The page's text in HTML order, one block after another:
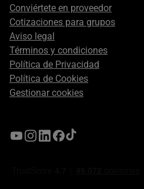
Conviértete en proveedor
Cotizaciones para grupos
Aviso legal
Términos y condiciones
Política de Privacidad
Política de Cookies
Gestionar cookies